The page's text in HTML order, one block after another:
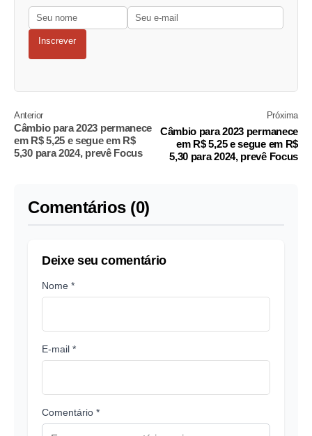
Inscrever
Anterior
Câmbio para 2023 permanece
em R$ 5,25 e segue em R$
5,30 para 2024, prevê Focus
Próxima
Câmbio para 2023 permanece
em R$ 5,25 e segue em R$
5,30 para 2024, prevê Focus
Comentários (0)
Deixe seu comentário
Nome *
E-mail *
Comentário *